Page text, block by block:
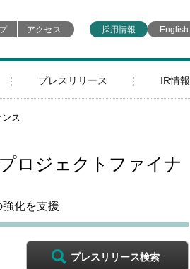
アクセス 採用情報 English
プレスリリース IR情報
ス
ロジェクトファイナ
化を支援
プレスリリース検索